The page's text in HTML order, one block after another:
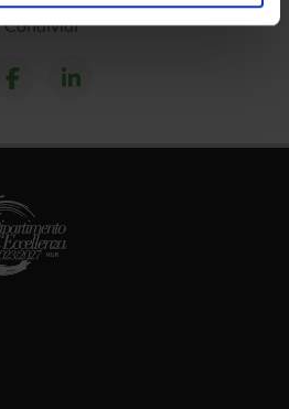
Condividiamo inoltre
cui utilizzi il nostro sito con i
i quali potrebbero combinarle
Condividi